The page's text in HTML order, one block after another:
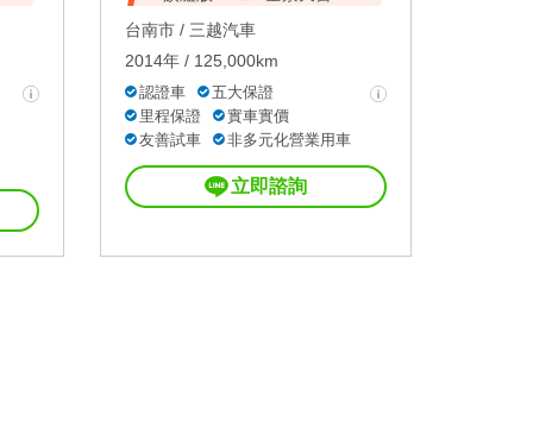
台南市 / 三越汽車
2014年 / 125,000km
認證車
五大保證
里程保證
實車實價
友善試車
非多元化營業用車
立即諮詢